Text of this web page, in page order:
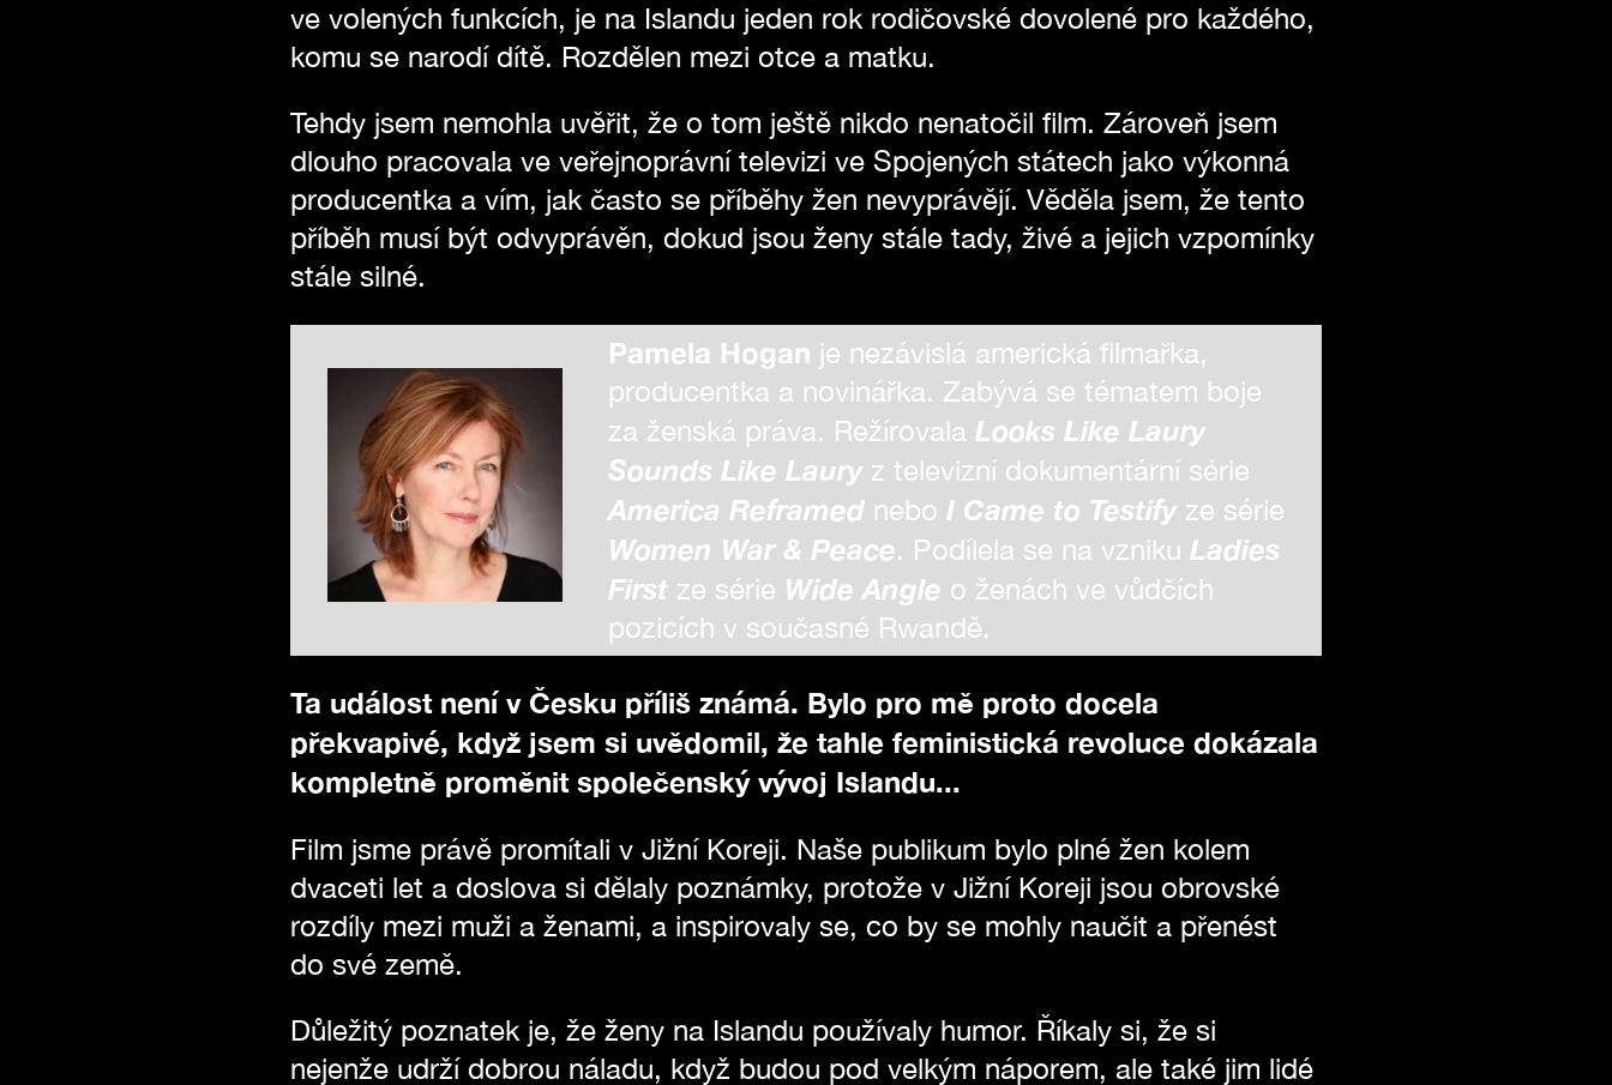
ve volených funkcích, je na Islandu jeden rok rodičovské dovolené pro každého,
komu se narodí dítě. Rozdělen mezi otce a matku.
Tehdy jsem nemohla uvěřit, že o tom ještě nikdo nenatočil film. Zároveň jsem
dlouho pracovala ve veřejnoprávní televizi ve Spojených státech jako výkonná
producentka a vím, jak často se příběhy žen nevyprávějí. Věděla jsem, že tento
příběh musí být odvyprávěn, dokud jsou ženy stále tady, živé a jejich vzpomínky
stále silné.
Pamela Hogan je nezávislá americká filmařka,
producentka a novinářka. Zabývá se tématem boje
za ženská práva. RežírovalaLooks Like Laury
Sounds Like Lauryz televizní dokumentární série
America Reframed nebo I Came to Testifyze série
Women War & Peace. Podílela se na vznikuLadies
First ze série Wide Angle o ženách ve vůdčích
pozicích v současné Rwandě.
Ta událost není v Česku příliš známá. Bylo pro mě proto docela
překvapivé, když jsem si uvědomil, že tahle feministická revoluce dokázala
kompletně proměnit společenský vývoj Islandu...
Film jsme právě promítali v Jižní Koreji. Naše publikum bylo plné žen kolem
dvaceti let a doslova si dělaly poznámky, protože v Jižní Koreji jsou obrovské
rozdíly mezi muži a ženami, a inspirovaly se, co by se mohly naučit a přenést
do své země.
Důležitý poznatek je, že ženy na Islandu používaly humor. Říkaly si, že si
nejenže udrží dobrou náladu, když budou pod velkým náporem, ale také jim lidé